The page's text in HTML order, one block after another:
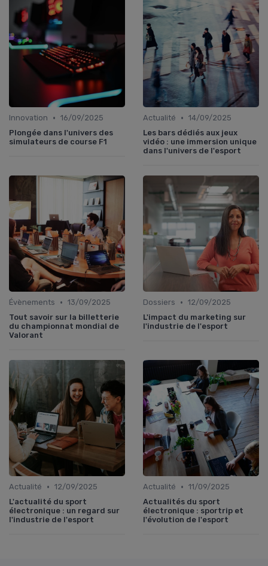
Innovation • 16/09/2025
Plongée dans l'univers des
simulateurs de course F1
Actualité • 14/09/2025
Les bars dédiés aux jeux
vidéo : une immersion unique
dans l'univers de l'esport
Évènements • 13/09/2025
Tout savoir sur la billetterie
du championnat mondial de
Valorant
Dossiers • 12/09/2025
L'impact du marketing sur
l'industrie de l'esport
Actualité • 12/09/2025
L'actualité du sport
électronique : un regard sur
l'industrie de l'esport
Actualité • 11/09/2025
Actualités du sport
électronique : sportrip et
l'évolution de l'esport